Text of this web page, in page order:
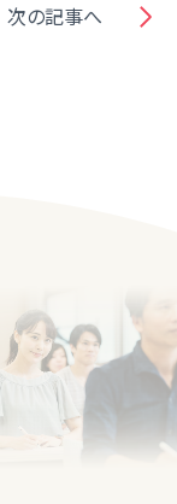
次の記事へ